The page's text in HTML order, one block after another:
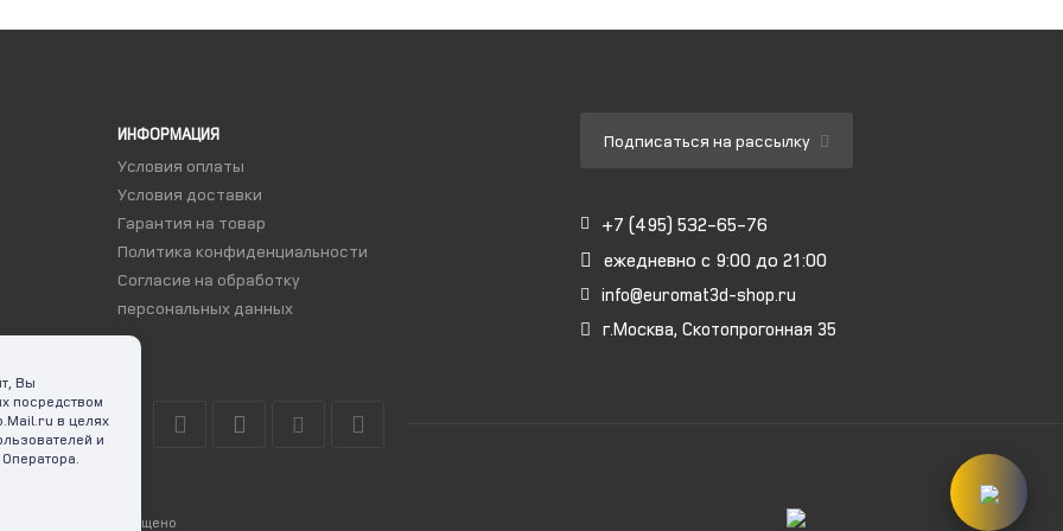
ИНФОРМАЦИЯ
Условия оплаты
Условия доставки
Гарантия на товар
Политика конфиденциальности
Согласие на обработку
персональных данных
Подписаться на рассылку
+7 (495) 532-65-76
ежедневно с 9:00 до 21:00
info@euromat3d-shop.ru
г.Москва, Скотопрогонная 35
Копирование запрещено
Вы
посредством
в целях
и